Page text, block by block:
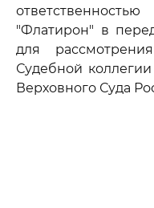
"Флатирон" в
для
Судебной
Верховного Суда